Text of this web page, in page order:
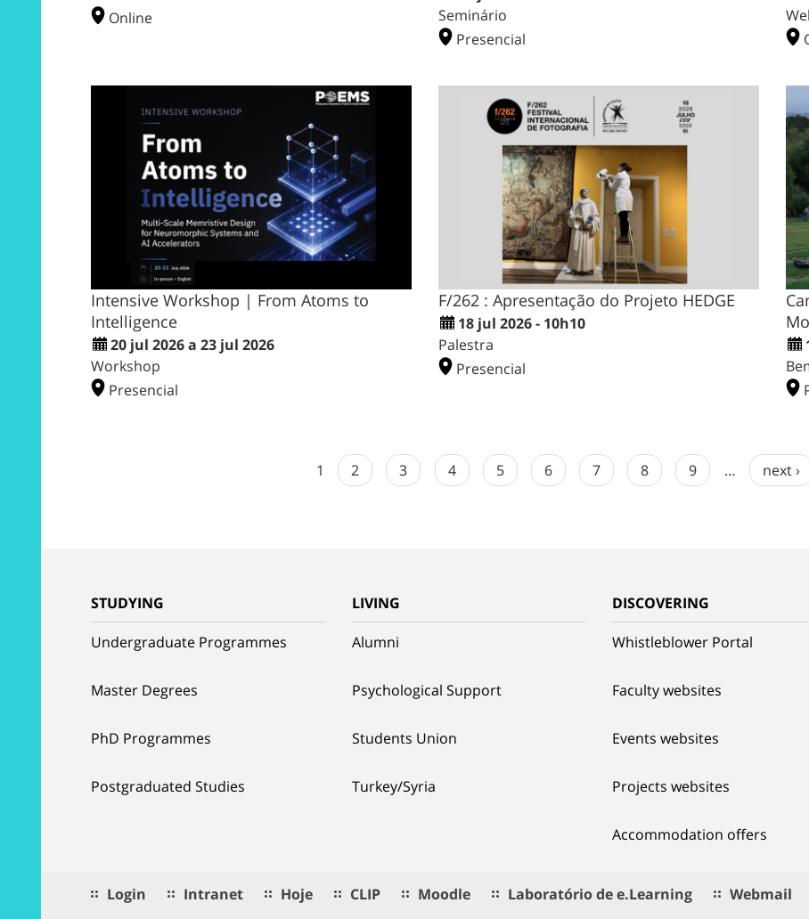
Online
Seminário
Presencial
Intensive Workshop | From Atoms to
Intelligence
20 jul 2026 a 23 jul 2026
Workshop
Presencial
F/262 : Apresentação do Projeto HEDGE
18 jul 2026 - 10h10
Palestra
Presencial
1 2 3 4 5 6 7 8 9 … next ›
STUDYING
Undergraduate Programmes
Master Degrees
PhD Programmes
Postgraduated Studies
LIVING
Alumni
Psychological Support
Students Union
Turkey/Syria
DISCOVERING
Whistleblower Portal
Faculty websites
Events websites
Projects websites
Accommodation offers
Login Intranet Hoje CLIP Moodle Laboratório de e.Learning Webmail